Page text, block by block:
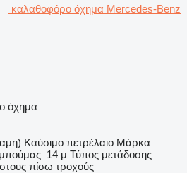
καλαθοφόρο όχημα Mercedes-Benz
όχημα
Καύσιμο πετρέλαιο Μάρκα
14 μ Τύπος μετάδοσης
πίσω τροχούς